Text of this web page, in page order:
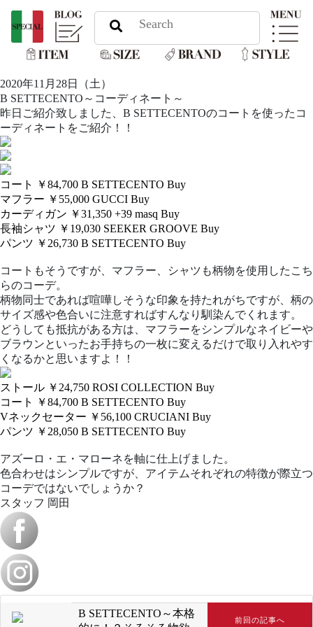
2020年11月28日（土）
B SETTECENTO～コーディネート～
昨日ご紹介致しました、B SETTECENTOのコートを使ったコ
ーディネートをご紹介！！
コート ￥84,700 B SETTECENTO Buy
マフラー ￥55,000 GUCCI Buy
カーディガン ￥31,350 +39 masq Buy
長袖シャツ ￥19,030 SEEKER GROOVE Buy
パンツ ￥26,730 B SETTECENTO Buy
コートもそうですが、マフラー、シャツも柄物を使用したこち
らのコーデ。
柄物同士であれば喧嘩しそうな印象を持たれがちですが、柄の
サイズ感や色合いに注意すればすんなり馴染んでくれます。
どうしても抵抗がある方は、マフラーをシンプルなネイビーや
ブラウンといったお手持ちの一枚に変えるだけで取り入れやす
くなるかと思いますよ！！
ストール ￥24,750 ROSI COLLECTION Buy
コート ￥84,700 B SETTECENTO Buy
Vネックセーター ￥56,100 CRUCIANI Buy
パンツ ￥28,050 B SETTECENTO Buy
アズーロ・エ・マローネを軸に仕上げました。
色合わせはシンプルですが、アイテムそれぞれの特徴が際立つ
コーデではないでしょうか？
スタッフ 岡田
B SETTECENTO～本格
前回の記事へ